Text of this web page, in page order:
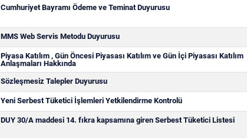
Cumhuriyet Bayramı Ödeme ve Teminat Duyurusu
MMS Web Servis Metodu Duyurusu
Piyasa Katılım , Gün Öncesi Piyasası Katılım ve Gün İçi Piyasası Katılım
Anlaşmaları Hakkında
Sözleşmesiz Talepler Duyurusu
Yeni Serbest Tüketici İşlemleri Yetkilendirme Kontrolü
DUY 30/A maddesi 14. fıkra kapsamına giren Serbest Tüketici Listesi